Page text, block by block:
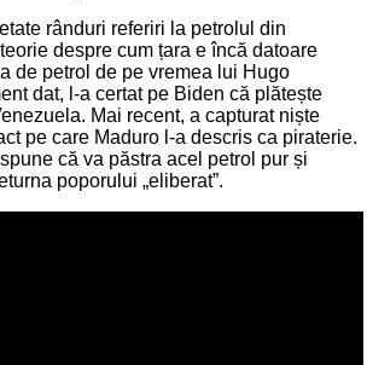
rânduri referiri la petrolul din
despre cum țara e încă datoare
de petrol de pe vremea lui Hugo
dat, l-a certat pe Biden că plătește
Mai recent, a capturat niște
pe care Maduro l-a descris ca piraterie.
că va păstra acel petrol pur și
poporului „eliberat”.